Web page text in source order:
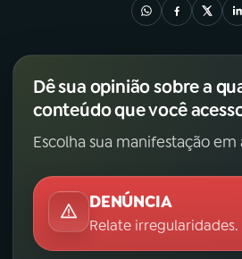
Dê sua opinião sobre a
conteúdo que você
Escolha sua manifestação
DENÚNCIA
Relate irregularidades.